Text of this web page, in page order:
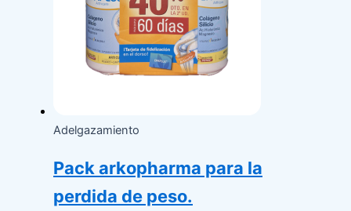
Adelgazamiento
Pack arkopharma para la
perdida de peso.